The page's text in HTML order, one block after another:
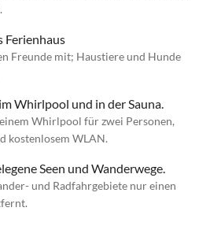
Ferienhaus
Freunde mit; Haustiere und Hunde
Whirlpool und in der Sauna.
Whirlpool für zwei Personen,
kostenlosem WLAN.
Seen und Wanderwege.
und Radfahrgebiete nur einen